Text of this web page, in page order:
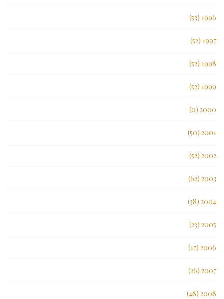
1996 (53)
1997 (52)
1998 (52)
1999 (52)
2000 (0)
2001 (50)
2002 (52)
2003 (62)
2004 (38)
2005 (23)
2006 (17)
2007 (26)
2008 (48)